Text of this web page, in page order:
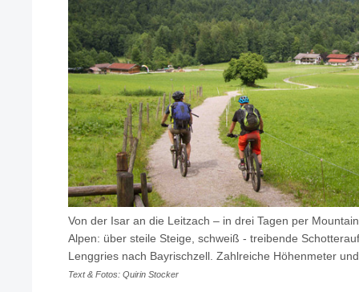
Von der Isar an die Leitzach – in drei Tagen per
Alpen: über steile Steige, schweiß - treibende
Lenggries nach Bayrischzell. Zahlreiche Höhenmeter
Text & Fotos: Quirin Stocker